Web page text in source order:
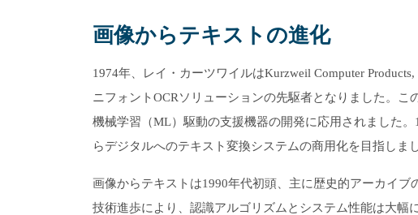
画像からテキストの進化
1974年、レイ・カーツワイルはKurzweil Computer
ニフォントOCRソリューションの先駆者となりました。
機械学習（ML）駆動の支援機器の開発に応用されました
らデジタルへのテキスト変換システムの商用化を目指しまし
画像からテキストは1990年代初頭、主に歴史的アーカイ
技術進歩により、認識アルゴリズムとシステム性能は大幅